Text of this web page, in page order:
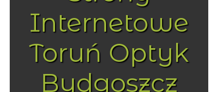
Internetowe
Toruń Optyk
Bydgoszcz